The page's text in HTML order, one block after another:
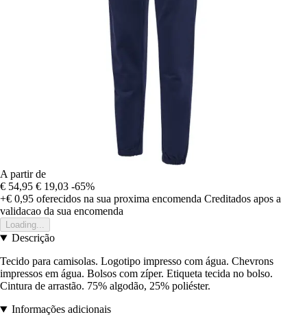
A partir de
€ 54,95 € 19,03 -65%
+€ 0,95 oferecidos na sua proxima encomenda Creditados apos a
validacao da sua encomenda
Loading...
Descrição
Tecido para camisolas. Logotipo impresso com água. Chevrons
impressos em água. Bolsos com zíper. Etiqueta tecida no bolso.
Cintura de arrastão. 75% algodão, 25% poliéster.
Informações adicionais